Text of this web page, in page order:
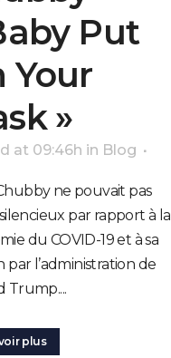
Put
Your
»
at 09:46h in Blog
ne pouvait pas
par rapport à la
du COVID-19 et à sa
par l’administration de
Trump....
plus